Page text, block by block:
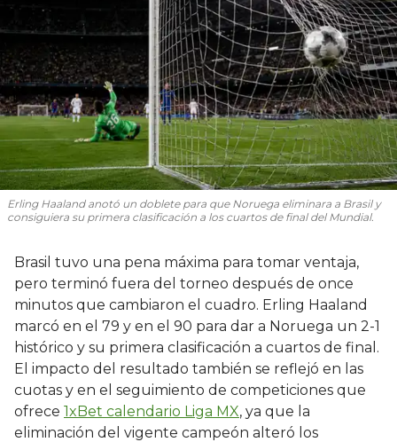
Erling Haaland anotó un doblete para que Noruega eliminara a Brasil y
consiguiera su primera clasificación a los cuartos de final del Mundial.
Brasil tuvo una pena máxima para tomar ventaja,
pero terminó fuera del torneo después de once
minutos que cambiaron el cuadro. Erling Haaland
marcó en el 79 y en el 90 para dar a Noruega un 2-1
histórico y su primera clasificación a cuartos de final.
El impacto del resultado también se reflejó en las
cuotas y en el seguimiento de competiciones que
ofrece 1xBet calendario Liga MX, ya que la
eliminación del vigente campeón alteró los